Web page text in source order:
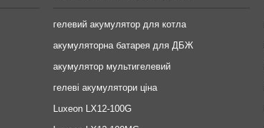
гелевий акумулятор для котла
акумуляторна батарея для ДБЖ
акумулятор мультигелевий
гелеві акумулятори ціна
Luxeon LX12-100G